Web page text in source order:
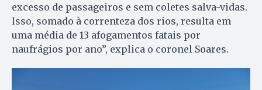
excesso de passageiros e sem coletes salva-vidas.
Isso, somado à correnteza dos rios, resulta em
uma média de 13 afogamentos fatais por
naufrágios por ano”, explica o coronel Soares.